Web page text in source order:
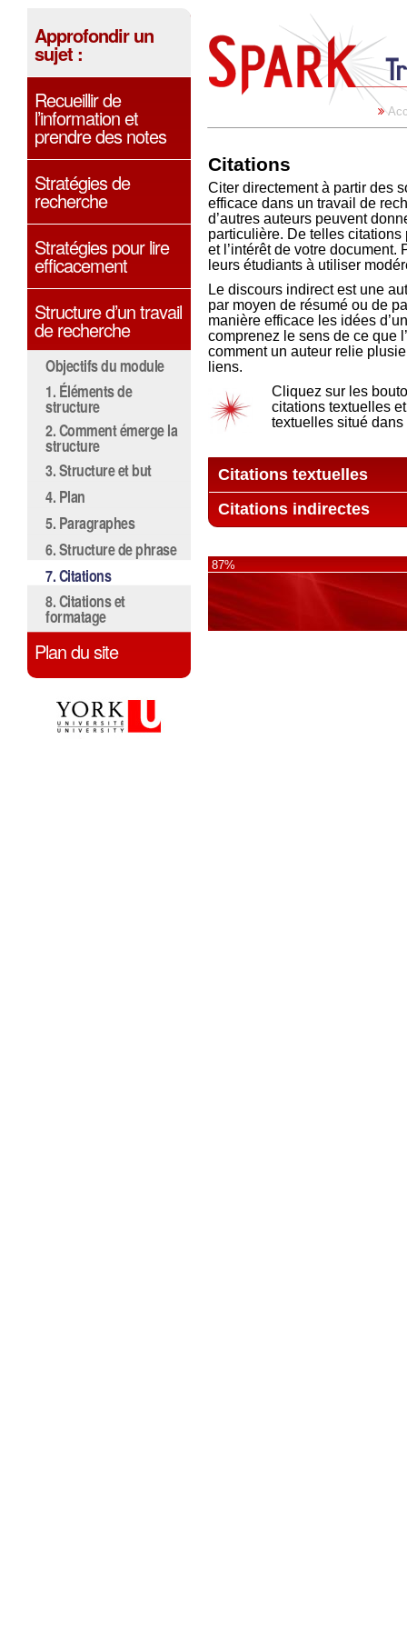
Approfondir un
sujet :
Recueillir de
l’information et
prendre des notes
Stratégies de
recherche
Stratégies pour lire
efficacement
Structure d’un travail
de recherche
Objectifs du module
1. Éléments de
structure
2. Comment émerge la
structure
3. Structure et but
4. Plan
5. Paragraphes
6. Structure de phrase
7. Citations
8. Citations et
formatage
Plan du site
Citations
Citer directement à partir des
efficace dans un travail de
d’autres auteurs peuvent
particulière. De telles
et l’intérêt de votre
leurs étudiants à utiliser
Le discours indirect est une
par moyen de résumé ou de
manière efficace les idées
comprenez le sens de ce que
comment un auteur relie
liens.
Cliquez sur les
citations textuelles
textuelles situé
Citations textuelles
Citations indirectes
87%